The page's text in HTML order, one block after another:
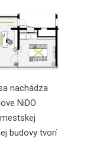
nachádza
NiDO
budovy tvorí